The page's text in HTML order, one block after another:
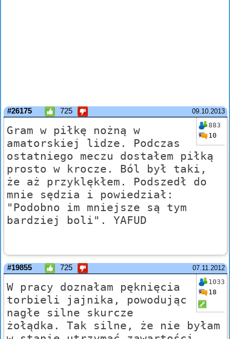
09.10.2013
#26175 725
883
10
Gram w piłkę nożną w
amatorskiej lidze. Podczas
ostatniego meczu dostałem piłką
prosto w krocze. Ból był taki,
że aż przyklękłem. Podszedł do
mnie sędzia i powiedział:
"Podobno im mniejsze są tym
bardziej boli". YAFUD
07.11.2012
#19855 725
1033
18
W pracy doznałam pęknięcia
torbieli jajnika, powodując
nagłe silne skurcze
żołądka. Tak silne, że nie byłam